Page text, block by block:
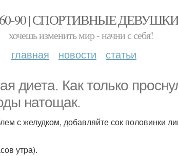
90 | СПОРТИВНЫЕ
хочешь изменить мир - начни с себя!
главная новости статьи
диета. Как только
натощак.
с желудком, добавляйте сок половинки
утра).